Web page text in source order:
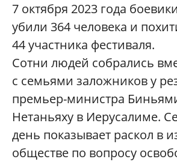
7 октября 2023 года
убили 364 человека и
44 участника фестиваля.
Сотни людей собрались
с семьями заложников у
премьер-министра
Нетаньяху в Иерусалиме.
день показывает раскол в
обществе по вопросу